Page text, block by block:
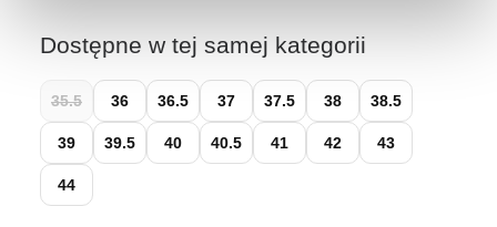
Dostępne w tej samej kategorii
35.5 36 36.5 37 37.5 38 38.5
39 39.5 40 40.5 41 42 43
44